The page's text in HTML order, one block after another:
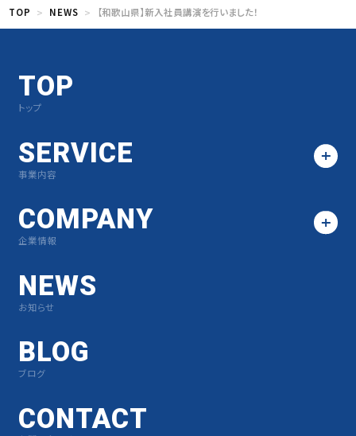
TOP NEWS 【和歌山県】新入社員講演を行いました！
TOP
トップ
SERVICE
事業内容
COMPANY
企業情報
NEWS
お知らせ
BLOG
ブログ
CONTACT